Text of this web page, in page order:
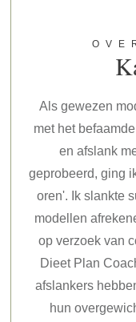
Als gewezen
met het
en afslank
geprobeerd, ging
oren'. Ik slankte
modellen
op verzoek van
Dieet Plan
afslankers
hun